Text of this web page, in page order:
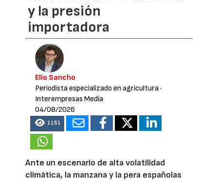
y la presión
importadora
Elio Sancho
Periodista especializado en agricultura·
Interempresas Media
04/08/2026
1151
Ante un escenario de alta volatilidad
climática, la manzana y la pera españolas